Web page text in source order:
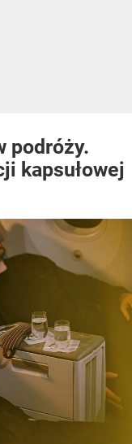
podróży.
kapsułowej